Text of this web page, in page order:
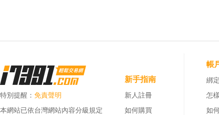
特別提醒： 免責聲明
本網站已依台灣網站內容分級規定
新手指南
新人註冊
如何購買
帳
綁
怎
如